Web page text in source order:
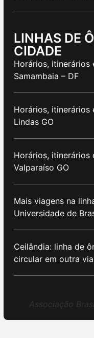
LINHAS DE
CIDADE
Horários, itinerários
Samambaia – DF
Horários, itinerários
Lindas GO
Horários, itinerários
Valparaíso GO
Mais viagens na
Universidade de
Ceilândia: linha de
circular em outra via
Associação